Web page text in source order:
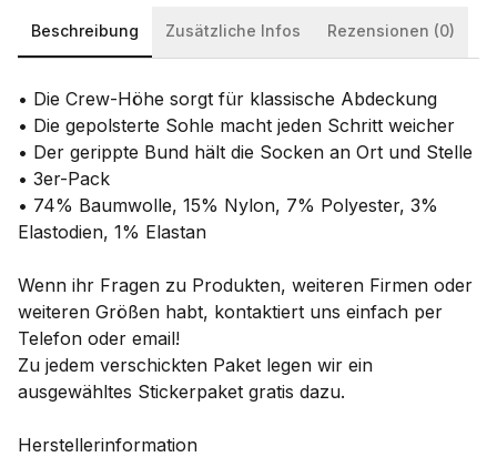
Beschreibung Zusätzliche Infos Rezensionen (0)
• Die Crew-Höhe sorgt für klassische Abdeckung
• Die gepolsterte Sohle macht jeden Schritt weicher
• Der gerippte Bund hält die Socken an Ort und Stelle
• 3er-Pack
• 74% Baumwolle, 15% Nylon, 7% Polyester, 3%
Elastodien, 1% Elastan
Wenn ihr Fragen zu Produkten, weiteren Firmen oder
weiteren Größen habt, kontaktiert uns einfach per
Telefon oder email!
Zu jedem verschickten Paket legen wir ein
ausgewähltes Stickerpaket gratis dazu.
Herstellerinformation